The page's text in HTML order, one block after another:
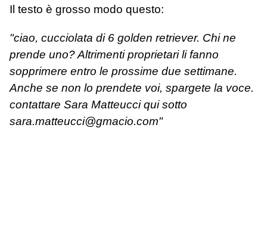
Il testo è grosso modo questo:
"ciao, cucciolata di 6 golden retriever. Chi ne
prende uno? Altrimenti proprietari li fanno
sopprimere entro le prossime due settimane.
Anche se non lo prendete voi, spargete la voce.
contattare Sara Matteucci qui sotto
sara.matteucci@gmacio.com"